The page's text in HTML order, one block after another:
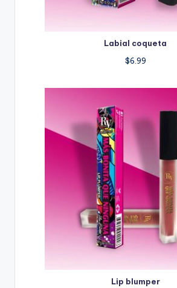
Labial coqueta
$6.99
Lip blumper